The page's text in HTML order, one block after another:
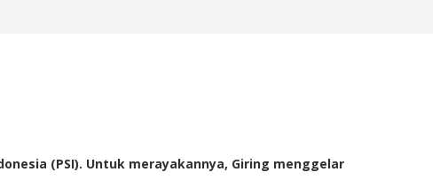
(PSI). Untuk merayakannya, Giring menggelar